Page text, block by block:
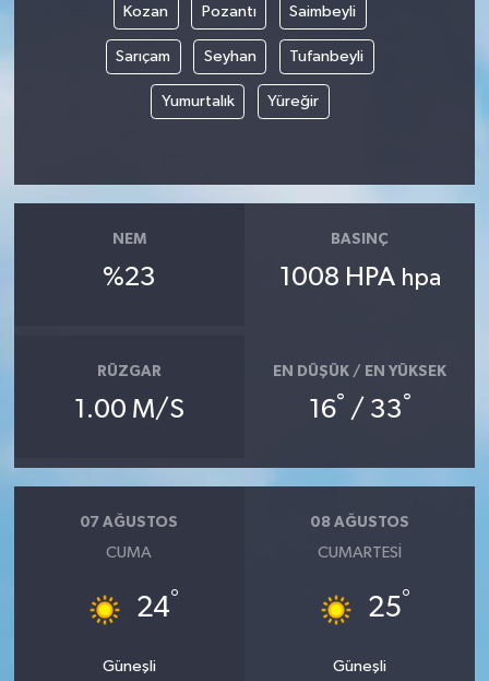
Kozan Pozantı Saimbeyli
Sarıçam Seyhan Tufanbeyli
Yumurtalık Yüreğir
NEM
%23
BASINÇ
1008 HPA hpa
RÜZGAR
1.00 M/S
EN DÜŞÜK / EN YÜKSEK
16° / 33°
07 AĞUSTOS
CUMA
24°
Güneşli
08 AĞUSTOS
CUMARTESI
25°
Güneşli
YUNUSEMRE
MANİSA'YI KEŞFET
TÜRKİYE'DE TREND HABERLER